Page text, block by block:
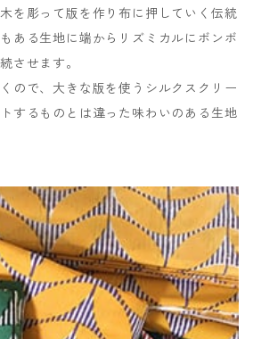
を彫って版を作り布に押していく伝統
ある生地に端からリズミカルにボンボ
させます。
ので、大きな版を使うシルクスクリー
するものとは違った味わいのある生地